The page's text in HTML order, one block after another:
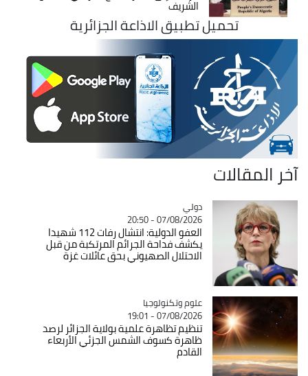
الشريف
تحميل تطبيق الاذاعة الجزائرية
آخر المقالات
Catégorie
دولي
07/08/2026 - 20:50
العفو الدولية: انتشال رفات 112 شهيدا
يكشف فداحة الجرائم المرتكبة من قبل
الاحتلال الصهيوني بحق عائلات غزة
Catégorie
علوم وتكنولوجيا
07/08/2026 - 19:01
تنظيم تظاهرة علمية بولاية الجزائر لرصد
ظاهرة كسوف الشمس الجزئي الأربعاء
القادم